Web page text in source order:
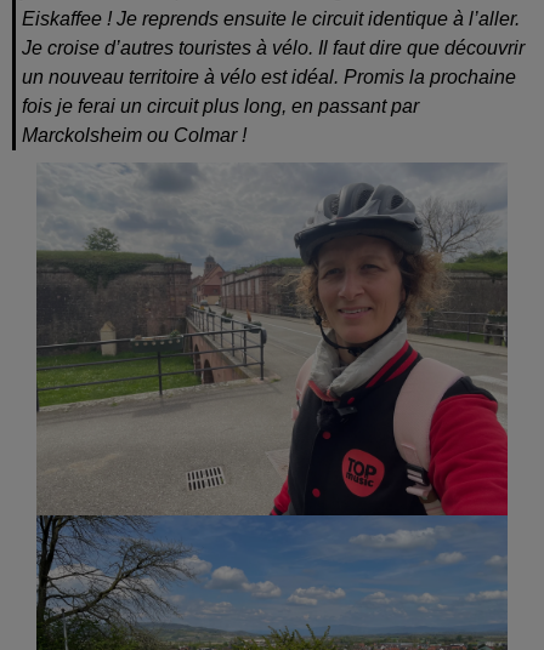
Eiskaffee ! Je reprends ensuite le circuit identique à l’aller.
Je croise d’autres touristes à vélo. Il faut dire que découvrir
un nouveau territoire à vélo est idéal. Promis la prochaine
fois je ferai un circuit plus long, en passant par
Marckolsheim ou Colmar !